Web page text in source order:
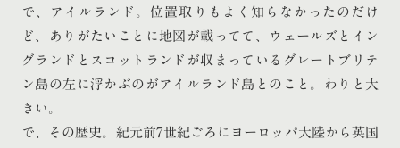
で、アイルランド。位置取りもよく知らなかったのだけ
ど、ありがたいことに地図が載ってて、ウェールズとイン
グランドとスコットランドが収まっているグレートブリテ
ン島の左に浮かぶのがアイルランド島とのこと。わりと大
きい。
で、その歴史。紀元前7世紀ごろにヨーロッパ大陸から英国